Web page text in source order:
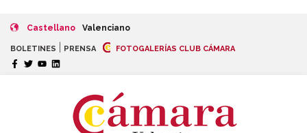
Castellano Valenciano
BOLETINES PRENSA FOTOGALERÍAS CLUB CÁMARA